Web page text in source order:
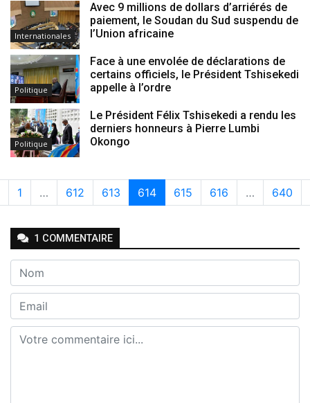
Internationales
Avec 9 millions de dollars d’arriérés de
paiement, le Soudan du Sud suspendu de
l’Union africaine
Politique
Face à une envolée de déclarations de
certains officiels, le Président Tshisekedi
appelle à l’ordre
Politique
Le Président Félix Tshisekedi a rendu les
derniers honneurs à Pierre Lumbi
Okongo
1 … 612 613 614 615 616 … 640
1 COMMENTAIRE